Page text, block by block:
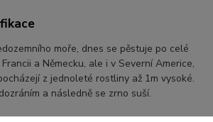
moře, dnes se pěstuje po celé
a Německu, ale i v Severní Americe,
z jednoleté rostliny až 1m vysoké.
a následně se zrno suší.